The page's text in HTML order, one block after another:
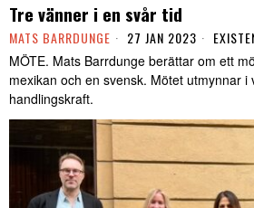
Tre vänner i en svår tid
MATS BARRDUNGE 27 JAN 2023
MÖTE. Mats Barrdunge berättar om ett
mexikan och en svensk. Mötet utmynnar i
handlingskraft.